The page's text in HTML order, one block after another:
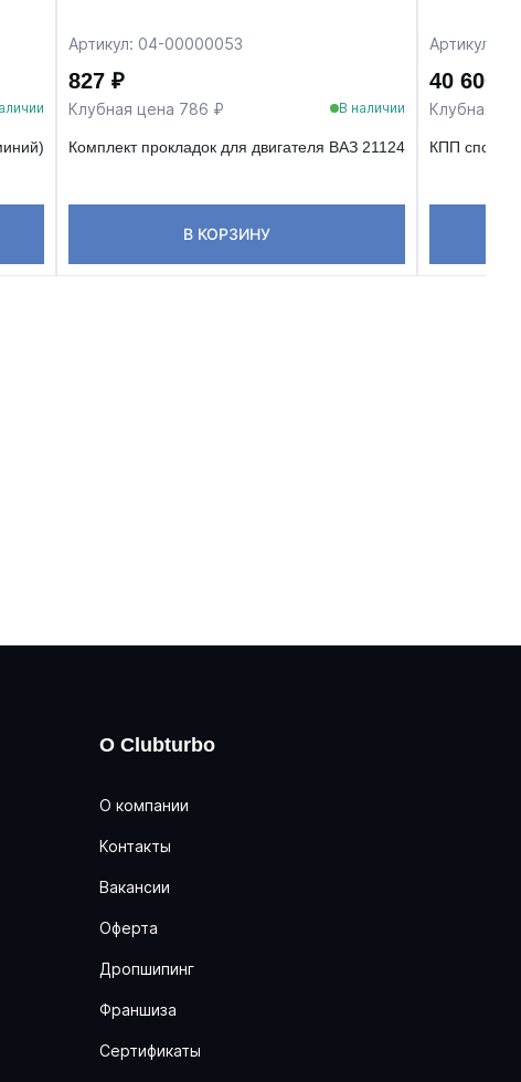
Артикул: 04-00000053
827 ₽
Клубная цена 786 ₽ В наличии
Комплект прокладок для двигателя ВАЗ 21124
В КОРЗИНУ
Артикул:
40 600 ₽
Клубная
КПП спорт
О Clubturbo
О компании
Контакты
Вакансии
Оферта
Дропшипинг
Франшиза
Сертификаты